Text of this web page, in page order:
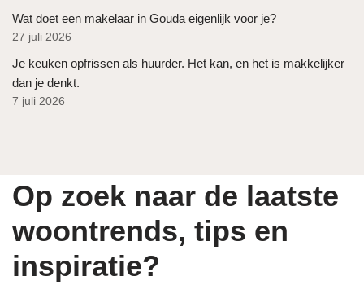
Wat doet een makelaar in Gouda eigenlijk voor je?
27 juli 2026
Je keuken opfrissen als huurder. Het kan, en het is makkelijker
dan je denkt.
7 juli 2026
Op zoek naar de laatste
woontrends, tips en
inspiratie?